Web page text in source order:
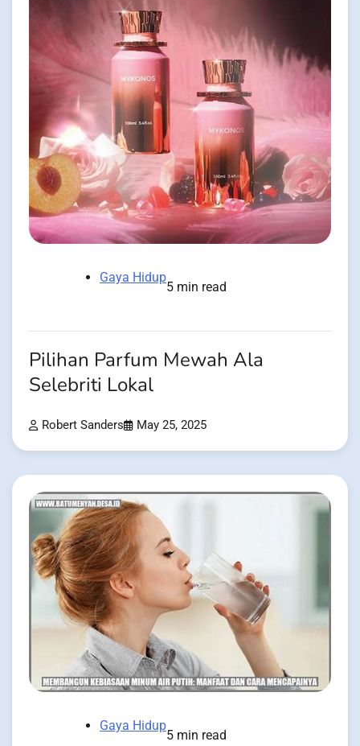
Gaya Hidup
5 min read
Pilihan Parfum Mewah Ala
Selebriti Lokal
Robert Sanders May 25, 2025
Gaya Hidup
5 min read